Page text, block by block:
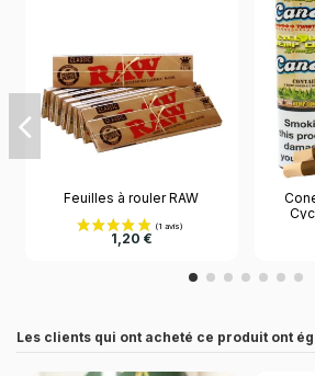
Feuilles à rouler RAW
1,20 €
Les clients qui ont acheté ce produit ont